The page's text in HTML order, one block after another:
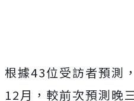
根據43位受訪者預測
12月，較前次預測晚